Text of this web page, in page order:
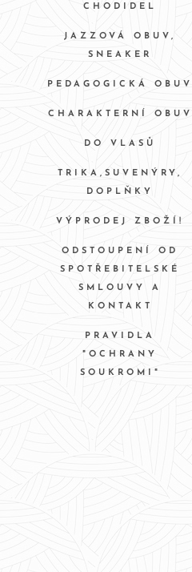
CHODIDEL
JAZZOVÁ OBUV,
SNEAKER
PEDAGOGICKÁ OBUV
CHARAKTERNÍ OBUV
DO VLASŮ
TRIKA,SUVENÝRY,
DOPLŇKY
VÝPRODEJ ZBOŽÍ!
ODSTOUPENÍ OD
SPOTŘEBITELSKÉ
SMLOUVY A
KONTAKT
PRAVIDLA
"OCHRANY
SOUKROMI"